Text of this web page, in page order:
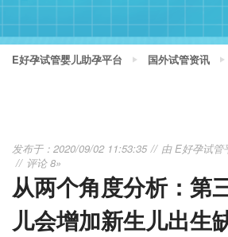
E好孕试管婴儿助孕平台 国外试管资讯
发布于：2020/09/02 11:53:35 由E好孕试管
评论 8»
从两个角度分析：第
儿会增加新生儿出生